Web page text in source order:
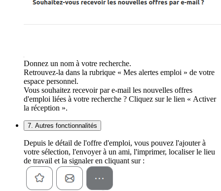
Donnez un nom à votre recherche.
Retrouvez-la dans la rubrique « Mes alertes emploi » de votre
espace personnel.
Vous souhaitez recevoir par e-mail les nouvelles offres
d'emploi liées à votre recherche ? Cliquez sur le lien « Activer
la réception ».
7. Autres fonctionnalités
Depuis le détail de l'offre d'emploi, vous pouvez l'ajouter à
votre sélection, l'envoyer à un ami, l'imprimer, localiser le lieu
de travail et la signaler en cliquant sur :